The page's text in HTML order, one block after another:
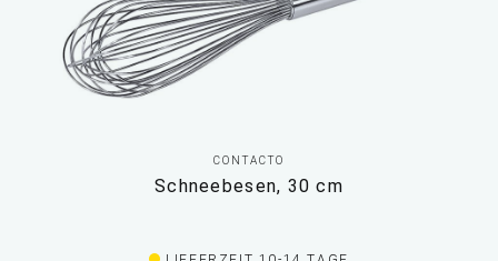
CONTACTO
Schneebesen, 30 cm